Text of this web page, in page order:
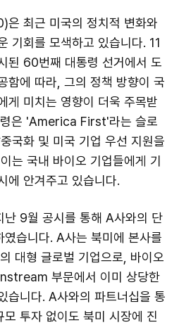
최근 미국의 정치적 변화와
기회를 모색하고 있습니다. 11
된 60번째 대통령 선거에서 도
함에 따라, 그의 정책 방향이 국
게 미치는 영향이 더욱 주목받
은 'America First'라는 슬로
국화 및 미국 기업 우선 지원을
는 국내 바이오 기업들에게 기
에 안겨주고 있습니다.
난 9월 공시를 통해 A사와의 단
습니다. A사는 북미에 본사를
대형 글로벌 기업으로, 바이오
부문에서 이미 상당한
습니다. A사와의 파트너십을 통
투자 없이도 북미 시장에 진